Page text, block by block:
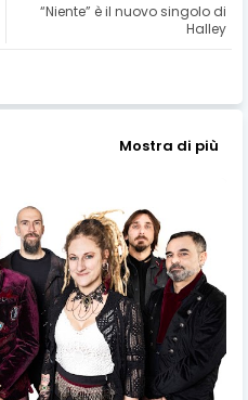
“Niente” è il nuovo singolo di
Halley
Mostra di più